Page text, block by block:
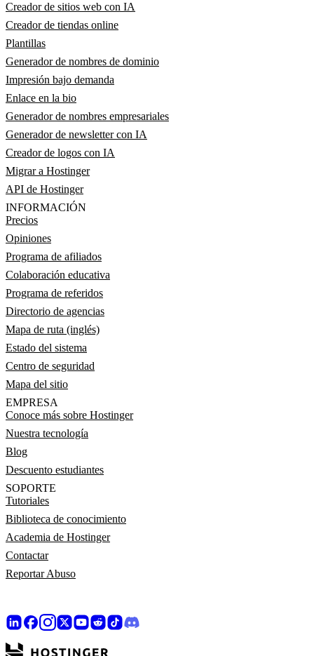
Creador de sitios web con IA
Creador de tiendas online
Plantillas
Generador de nombres de dominio
Impresión bajo demanda
Enlace en la bio
Generador de nombres empresariales
Generador de newsletter con IA
Creador de logos con IA
Migrar a Hostinger
API de Hostinger
INFORMACIÓN
Precios
Opiniones
Programa de afiliados
Colaboración educativa
Programa de referidos
Directorio de agencias
Mapa de ruta (inglés)
Estado del sistema
Centro de seguridad
Mapa del sitio
EMPRESA
Conoce más sobre Hostinger
Nuestra tecnología
Blog
Descuento estudiantes
SOPORTE
Tutoriales
Biblioteca de conocimiento
Academia de Hostinger
Contactar
Reportar Abuso